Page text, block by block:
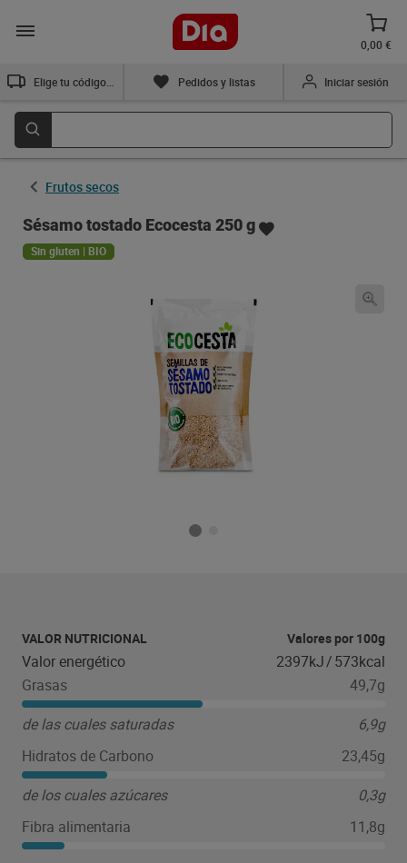
0,00 €
Pedidos y listas Iniciar sesión
Frutos secos
Sésamo tostado Ecocesta 250 g
Sin gluten | BIO
VALOR NUTRICIONAL Valores por 100g
Valor energético 2397kJ/573kcal
Grasas
49,7g
de las cuales saturadas
6,9g
Hidratos de Carbono
23,45g
de los cuales azúcares
0,3g
Fibra alimentaria
11,8g